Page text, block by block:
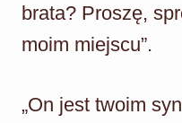
brata? Proszę,
moim miejscu”.
„On jest twoim